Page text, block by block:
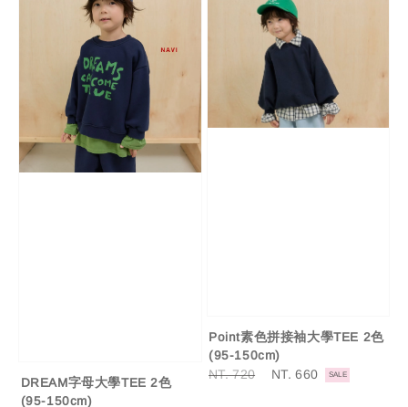
DREAM字母大學TEE 2色
(95-150cm)
Point素色拼接袖大學TEE 2色
(95-150cm)
Regular
NT. 720
Sale
NT. 660 SALE